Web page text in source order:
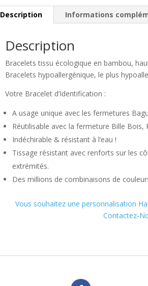
Description Informations
Description
Bracelets tissu écologique en bambou,
Bracelets hypoallergénique, le plus
Votre Bracelet d’Identification :
A usage unique avec les fermetures
Réutilisable avec la fermeture Bille Bois,
Indéchirable & résistant à l’eau !
Tissage résistant avec renforts sur les
extrémités.
Des millions de combinaisons de
Vous souhaitez une personnalisation
Contactez-